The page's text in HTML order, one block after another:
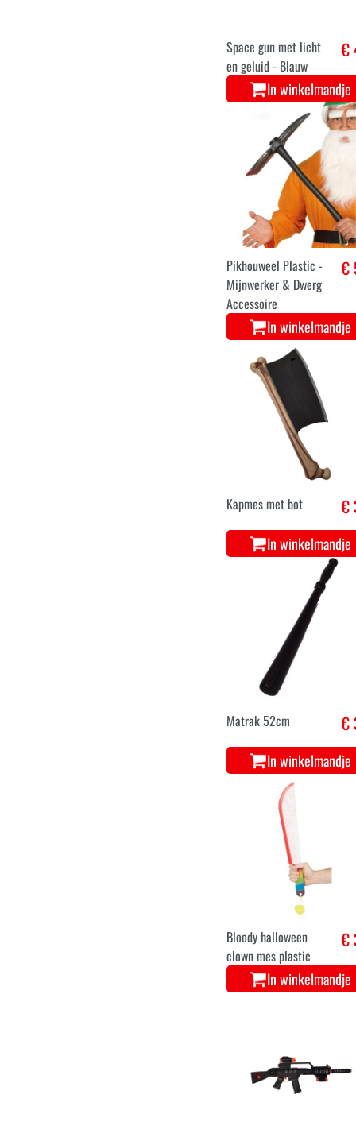
Space gun met licht
en geluid - Blauw
€
In winkelmandje
Pikhouweel Plastic -
Mijnwerker & Dwerg
Accessoire
€
In winkelmandje
Kapmes met bot €
In winkelmandje
Matrak 52cm €
In winkelmandje
Bloody halloween
clown mes plastic
€
In winkelmandje